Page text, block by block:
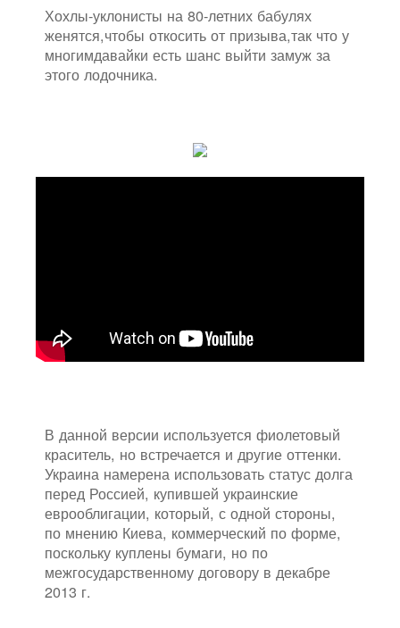
Хохлы-уклонисты на 80-летних бабулях
женятся,чтобы откосить от призыва,так что у
многимдавайки есть шанс выйти замуж за
этого лодочника.
В данной версии используется фиолетовый
краситель, но встречается и другие оттенки.
Украина намерена использовать статус долга
перед Россией, купившей украинские
еврооблигации, который, с одной стороны,
по мнению Киева, коммерческий по форме,
поскольку куплены бумаги, но по
межгосударственному договору в декабре
2013 г.